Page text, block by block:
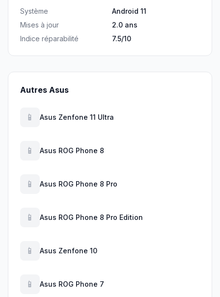
Système
Android 11
Mises à jour
2.0 ans
Indice réparabilité
7.5/10
Autres Asus
📱 Asus Zenfone 11 Ultra
📱 Asus ROG Phone 8
📱 Asus ROG Phone 8 Pro
📱 Asus ROG Phone 8 Pro Edition
📱 Asus Zenfone 10
📱 Asus ROG Phone 7